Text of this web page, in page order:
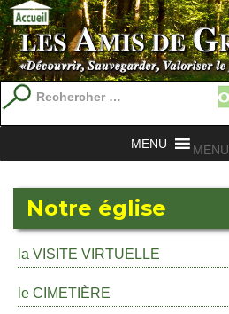
Recherche
pour
:
MENU
Notre église
la VISITE VIRTUELLE
le CIMETIÈRE